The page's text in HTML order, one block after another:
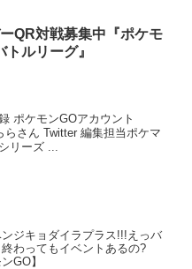
QR対戦募集中『ポケモ
トルリーグ』
ポケモンGOアカウント
さん Twitter 編集担当ポケマ
リーズ ...
ンジキョダイラプラス!!!えっバ
終わってもイベントあるの?
GO】